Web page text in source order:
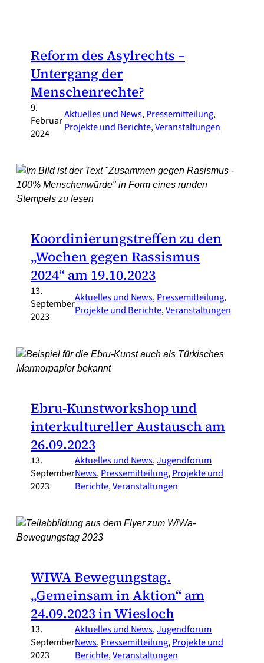
Reform des Asylrechts –
Untergang der
Menschenrechte?
9.
Februar
2024
Aktuelles und News, Pressemitteilung,
Projekte und Berichte, Veranstaltungen
Koordinierungstreffen zu den
„Wochen gegen Rassismus
2024“ am 19.10.2023
13.
September
2023
Aktuelles und News, Pressemitteilung
Projekte und Berichte, Veranstaltungen
Ebru-Kunstworkshop und
interkultureller Austausch am
26.09.2023
13.
September
2023
Aktuelles und News, Jugendforum
News, Pressemitteilung, Projekte und
Berichte, Veranstaltungen
WIWA Bewegungstag.
„Gemeinsam in Aktion“ am
24.09.2023 in Wiesloch
13.
September
2023
Aktuelles und News, Jugendforum
News, Pressemitteilung, Projekte und
Berichte, Veranstaltungen